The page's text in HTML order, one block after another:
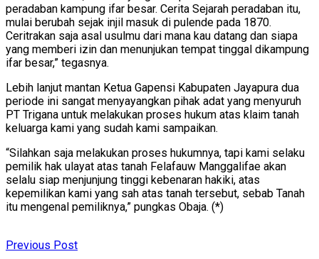
peradaban kampung ifar besar. Cerita Sejarah peradaban itu,
mulai berubah sejak injil masuk di pulende pada 1870.
Ceritrakan saja asal usulmu dari mana kau datang dan siapa
yang memberi izin dan menunjukan tempat tinggal dikampung
ifar besar,” tegasnya.
Lebih lanjut mantan Ketua Gapensi Kabupaten Jayapura dua
periode ini sangat menyayangkan pihak adat yang menyuruh
PT Trigana untuk melakukan proses hukum atas klaim tanah
keluarga kami yang sudah kami sampaikan.
“Silahkan saja melakukan proses hukumnya, tapi kami selaku
pemilik hak ulayat atas tanah Felafauw Manggalifae akan
selalu siap menjunjung tinggi kebenaran hakiki, atas
kepemilikan kami yang sah atas tanah tersebut, sebab Tanah
itu mengenal pemiliknya,” pungkas Obaja. (*)
Previous Post